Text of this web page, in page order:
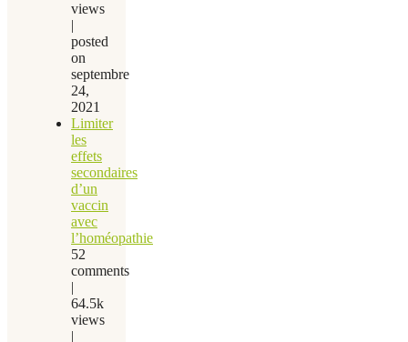
views
|
posted
on
septembre
24,
2021
Limiter
les
effets
secondaires
d’un
vaccin
avec
l’homéopathie
52
comments
|
64.5k
views
|